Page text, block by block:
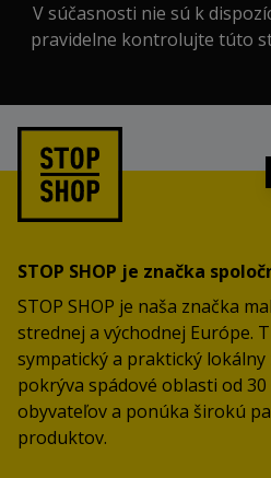
V súčasnosti nie sú k
pravidelne kontrolujte túto
STOP SHOP je značka
STOP SHOP je naša značka
strednej a východnej Európe.
sympatický a praktický
pokrýva spádové oblasti od 30
obyvateľov a ponúka širokú
produktov.